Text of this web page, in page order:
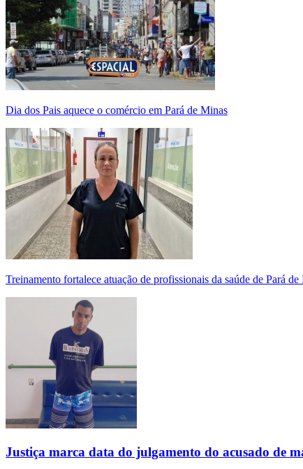
Dia dos Pais aquece o comércio em Pará de Minas
Treinamento fortalece atuação de profissionais da saúde de Pará
Justiça marca data do julgamento do acusado de